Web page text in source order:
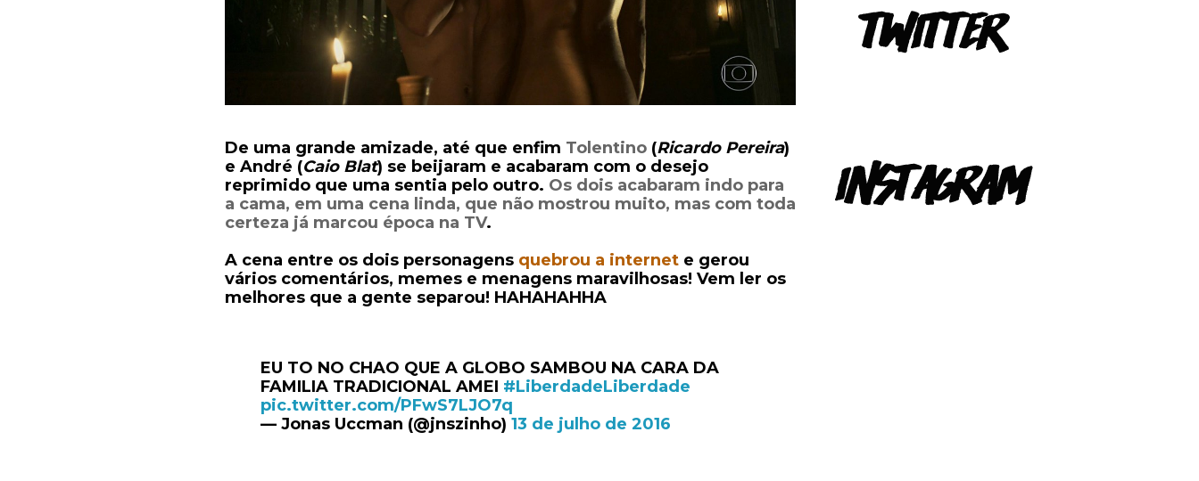
De uma grande amizade, até que enfim Tolentino (Ricardo Pereira)
e André (Caio Blat) se beijaram e acabaram com o desejo
reprimido que uma sentia pelo outro. Os dois acabaram indo para
a cama, em uma cena linda, que não mostrou muito, mas com toda
certeza já marcou época na TV.
A cena entre os dois personagens quebrou a internet e gerou
vários comentários, memes e menagens maravilhosas! Vem ler os
melhores que a gente separou! HAHAHAHHA
EU TO NO CHAO QUE A GLOBO SAMBOU NA CARA DA
FAMILIA TRADICIONAL AMEI #LiberdadeLiberdade
pic.twitter.com/PFwS7LJO7q
— Jonas Uccman (@jnszinho) 13 de julho de 2016